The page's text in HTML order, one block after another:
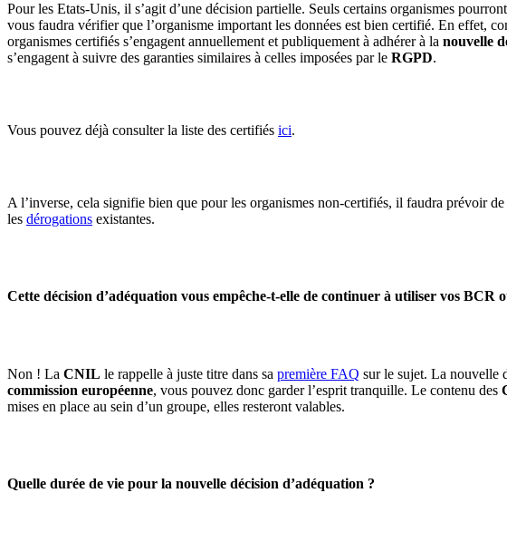
Pour les Etats-Unis, il s’agit d’une décision partielle. Seuls certains organismes
vous faudra vérifier que l’organisme important les données est bien certifié. En effet,
organismes certifiés s’engagent annuellement et publiquement à adhérer à la nouvelle
s’engagent à suivre des garanties similaires à celles imposées par le RGPD.
Vous pouvez déjà consulter la liste des certifiés ici.
A l’inverse, cela signifie bien que pour les organismes non-certifiés, il faudra prévoir de
les dérogations existantes.
Cette décision d’adéquation vous empêche-t-elle de continuer à utiliser vos BCR
Non ! La CNIL le rappelle à juste titre dans sa première FAQ sur le sujet. La nouvelle
commission européenne, vous pouvez donc garder l’esprit tranquille. Le contenu des
mises en place au sein d’un groupe, elles resteront valables.
Quelle durée de vie pour la nouvelle décision d’adéquation ?